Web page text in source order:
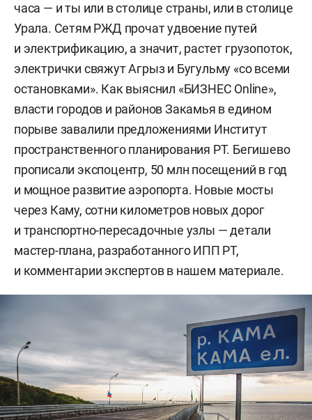
часа — и ты или в столице страны, или в столице
Урала. Сетям РЖД прочат удвоение путей
и электрификацию, а значит, растет грузопоток,
электрички свяжут Агрыз и Бугульму «со всеми
остановками». Как выяснил «БИЗНЕС Online»,
власти городов и районов Закамья в едином
порыве завалили предложениями Институт
пространственного планирования РТ. Бегишево
прописали экспоцентр, 50 млн посещений в год
и мощное развитие аэропорта. Новые мосты
через Каму, сотни километров новых дорог
и транспортно-пересадочные узлы — детали
мастер-плана, разработанного ИПП РТ,
и комментарии экспертов в нашем материале.